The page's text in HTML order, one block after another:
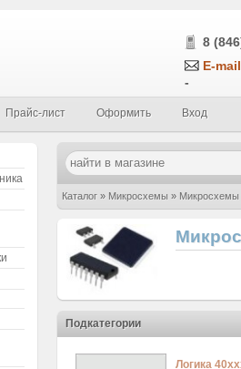
8
E-
-
Прайс-лист Оформить Вход
Каталог » Микросхемы » Микросхемы
Подкатегории
Логика